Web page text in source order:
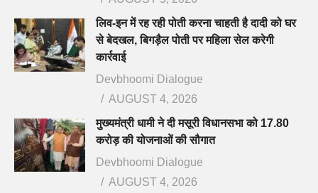
लिव-इन में रह रही पोती करना चाहती है दादी को घर
से बेदखल, बिगड़ैल पोती पर महिला सेल करेगी
कार्रवाई
Devbhoomi Dialogue
AUGUST 4, 2026
मुख्यमंत्री धामी ने दी मसूरी विधानसभा को 17.80
करोड़ की योजनाओं की सौगात
Devbhoomi Dialogue
AUGUST 4, 2026